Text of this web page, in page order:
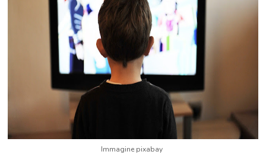
Immagine pixabay